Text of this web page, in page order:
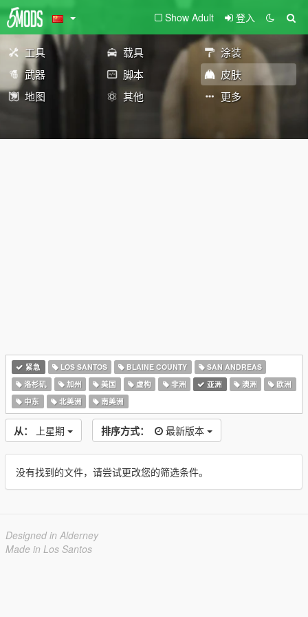
Show Adult 登入
工具 载具
涂装
武器
脚本
皮肤
地图
其他 更多
紧急 LOS SANTOS BLAINE COUNTY
SAN ANDREAS
洛杉矶
加州 美国 虚构 非洲 亚洲 澳洲
欧洲
中东
北美洲 南美洲
从： 上星期 排序方式： 最新版本
没有找到的文件，请尝试更改您的筛选条件。
Designed in Alderney
Made in Los Santos